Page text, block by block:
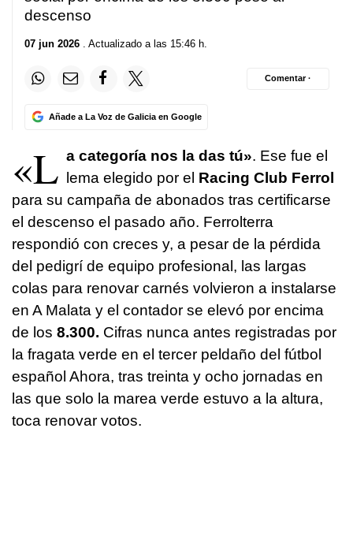
descenso
07 jun 2026 . Actualizado a las 15:46 h.
Añade a La Voz de Galicia en Google
Comentar ·
«L a categoría nos la das tú». Ese fue el
lema elegido por el Racing Club Ferrol
para su campaña de abonados tras certificarse
el descenso el pasado año. Ferrolterra
respondió con creces y, a pesar de la pérdida
del pedigrí de equipo profesional, las largas
colas para renovar carnés volvieron a instalarse
en A Malata y el contador se elevó por encima
de los 8.300. Cifras nunca antes registradas por
la fragata verde en el tercer peldaño del fútbol
español Ahora, tras treinta y ocho jornadas en
las que solo la marea verde estuvo a la altura,
toca renovar votos.